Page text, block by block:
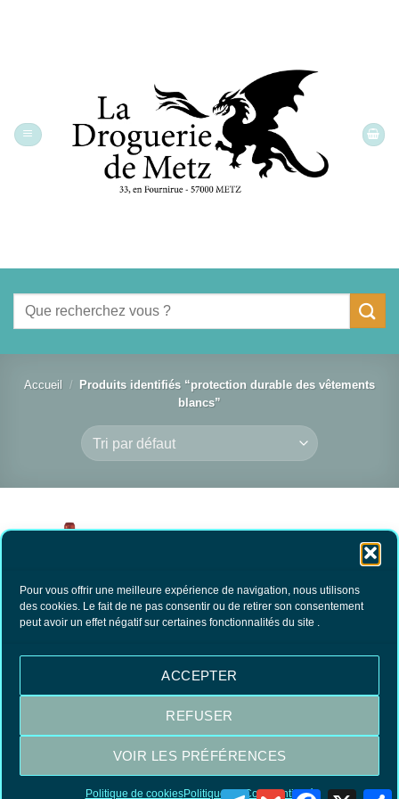
Pour vous offrir une meilleure expérience de navigation, nous utilisons
des cookies. Le fait de ne pas consentir ou de retirer son consentement
peut avoir un effet négatif sur certaines fonctionnalités du site .
ACCEPTER
REFUSER
VOIR LES PRÉFÉRENCES
Politique de cookiesPolitique de Confidentialité
Recherche
pour :
Accueil /
Produits identifiés “protection durable des vêtements
blancs”
Lessive Passion du
14.80€ TTC
PANIER
Visa MasterCardPayPal
TelegramGmail Facebook